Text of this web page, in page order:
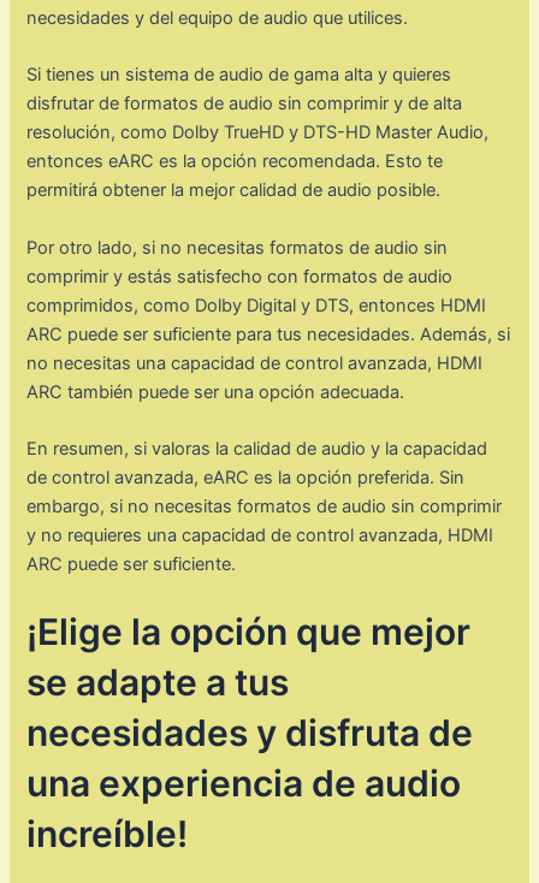
necesidades y del equipo de audio que utilices.
Si tienes un sistema de audio de gama alta y quieres
disfrutar de formatos de audio sin comprimir y de alta
resolución, como Dolby TrueHD y DTS-HD Master Audio,
entonces eARC es la opción recomendada. Esto te
permitirá obtener la mejor calidad de audio posible.
Por otro lado, si no necesitas formatos de audio sin
comprimir y estás satisfecho con formatos de audio
comprimidos, como Dolby Digital y DTS, entonces HDMI
ARC puede ser suficiente para tus necesidades. Además, si
no necesitas una capacidad de control avanzada, HDMI
ARC también puede ser una opción adecuada.
En resumen, si valoras la calidad de audio y la capacidad
de control avanzada, eARC es la opción preferida. Sin
embargo, si no necesitas formatos de audio sin comprimir
y no requieres una capacidad de control avanzada, HDMI
ARC puede ser suficiente.
¡Elige la opción que mejor
se adapte a tus
necesidades y disfruta de
una experiencia de audio
increíble!